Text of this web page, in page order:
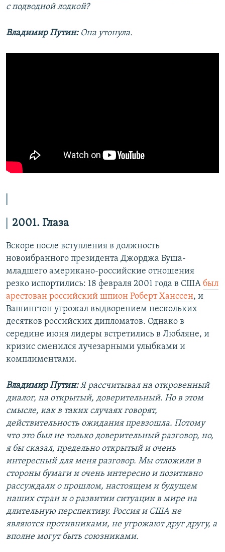
с подводной лодкой?
Владимир Путин:Она утонула.
2001. Глаза
Вскоре после вступления в должность
новоибранного президента Джорджа Буша-
младшего американо-российские отношения
резко испортились: 18 февраля 2001 года в США был
арестован российский шпион Роберт Ханссен, и
Вашингтон угрожал выдворением нескольких
десятков российских дипломатов. Однако в
середине июня лидеры встретились в Любляне, и
кризис сменился лучезарными улыбками и
комплиментами.
Владимир Путин:Я рассчитывал на откровенный
диалог, на открытый, доверительный. Но в этом
смысле, как в таких случаях говорят,
действительность ожидания превзошла. Потому
что это был не только доверительный разговор, но,
я бы сказал, предельно открытый и очень
интересный для меня разговор. Мы отложили в
стороны бумаги и очень интересно и позитивно
рассуждали о прошлом, настоящем и будущем
наших стран и о развитии ситуации в мире на
длительную перспективу. Россия и США не
являются противниками, не угрожают друг другу, а
вполне могут быть союзниками.